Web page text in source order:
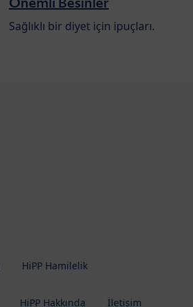
Sağlıklı bir diyet için ipuçları.
HiPP Hamilelik
HiPP Hakkında İletişim